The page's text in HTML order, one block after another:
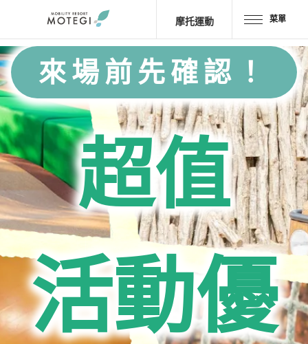
摩托運動 菜單
首頁 JP EN
區域・設施
景點・ 活動
摩托車運動
酒店・露營
餐廳
商品＆商店
來場前先確認！
超值
活動優